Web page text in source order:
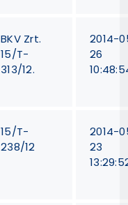
BKV Zrt.
15/T-
313/12.
2014-
26
15/T-
238/12
2014-
23